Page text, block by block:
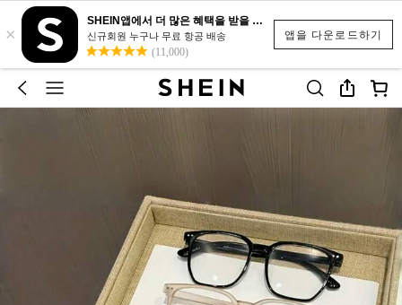
앱을 다운로드하기
×
SHEIN앱에서 더 많은 혜택을 받을 수 있어요.
신규회원 누구나 무료 항공 배송
(11,000)